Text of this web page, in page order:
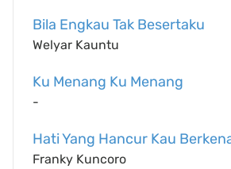
Bila Engkau Tak Besertaku
Welyar Kauntu
Ku Menang Ku Menang
-
Hati Yang Hancur Kau
Franky Kuncoro